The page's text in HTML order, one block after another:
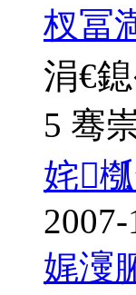
杈冨
涓€
5 骞
姹
娓濅